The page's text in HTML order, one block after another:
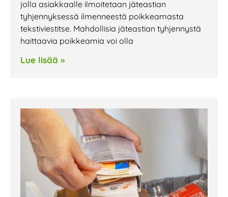
jolla asiakkaalle ilmoitetaan jäteastian
tyhjennyksessä ilmenneestä poikkeamasta
tekstiviestitse. Mahdollisia jäteastian tyhjennystä
haittaavia poikkeamia voi olla
Lue lisää »